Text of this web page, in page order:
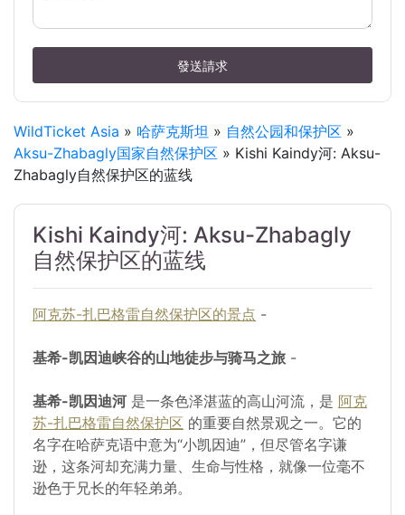
發送請求
WildTicket Asia » 哈萨克斯坦 » 自然公园和保护区 »
Aksu-Zhabagly国家自然保护区 » Kishi Kaindy河: Aksu-
Zhabagly自然保护区的蓝线
Kishi Kaindy河: Aksu-Zhabagly
自然保护区的蓝线
阿克苏-扎巴格雷自然保护区的景点 -
基希-凯因迪峡谷的山地徒步与骑马之旅 -
基希-凯因迪河是一条色泽湛蓝的高山河流，是 阿克
苏-扎巴格雷自然保护区 的重要自然景观之一。它的
名字在哈萨克语中意为“小凯因迪”，但尽管名字谦
逊，这条河却充满力量、生命与性格，就像一位毫不
逊色于兄长的年轻弟弟。